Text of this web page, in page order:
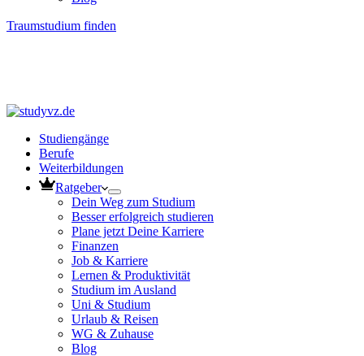
Traumstudium finden
Studiengänge
Berufe
Weiterbildungen
Ratgeber
Dein Weg zum Studium
Besser erfolgreich studieren
Plane jetzt Deine Karriere
Finanzen
Job & Karriere
Lernen & Produktivität
Studium im Ausland
Uni & Studium
Urlaub & Reisen
WG & Zuhause
Blog